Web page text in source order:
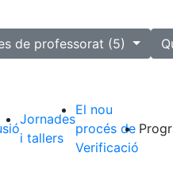
de professorat (5)
Jornades
i tallers
El nou
procés de
Verificació